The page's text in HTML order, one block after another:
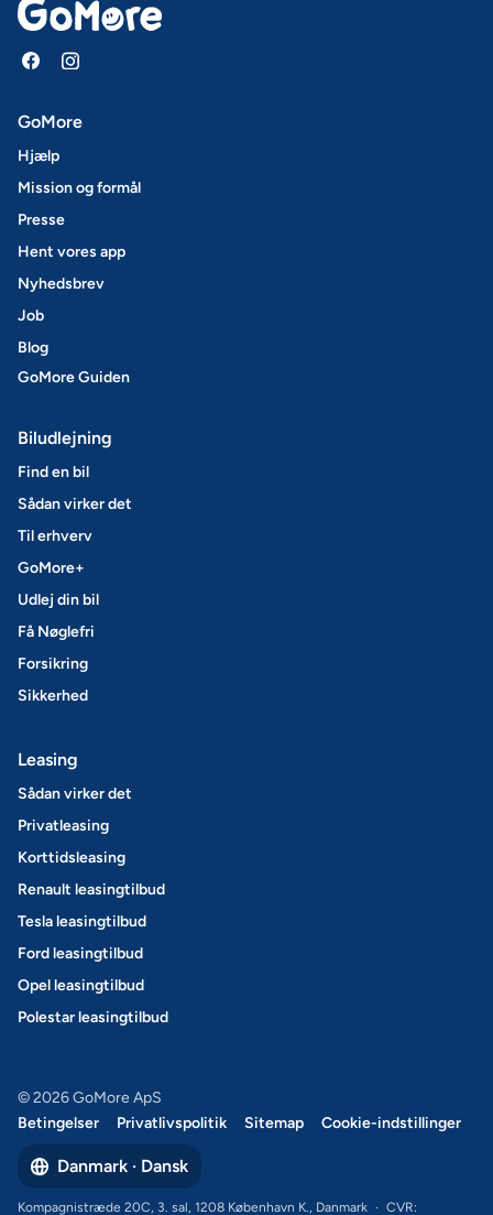
GoMore
Hjælp
Mission og formål
Presse
Hent vores app
Nyhedsbrev
Job
Blog
GoMore Guiden
Biludlejning
Find en bil
Sådan virker det
Til erhverv
GoMore+
Udlej din bil
Få Nøglefri
Forsikring
Sikkerhed
Leasing
Sådan virker det
Privatleasing
Korttidsleasing
Renault leasingtilbud
Tesla leasingtilbud
Ford leasingtilbud
Opel leasingtilbud
Polestar leasingtilbud
© 2026 GoMore ApS
Betingelser
Privatlivspolitik Sitemap Cookie-indstillinger
Danmark · Dansk
Kompagnistræde 20C, 3. sal, 1208 København K., Danmark · CVR: